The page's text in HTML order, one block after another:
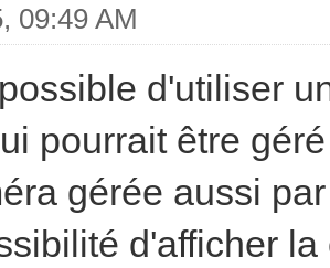
09:49 AM
d'utiliser
pourrait être
gérée aussi
d'afficher